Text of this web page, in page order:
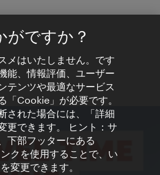
がですか？
メはいたしません。です
能、情報評価、ユーザー
テンツや最適なサービス
「Cookie」が必要です。
された場合には、「詳細
更できます。 ヒント：サ
下部フッターにある
クを使用することで、い
変更できます。